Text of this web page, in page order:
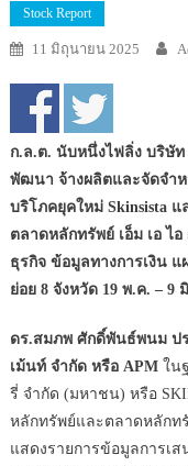
Stock Report
11 มิถุนายน 2025
ก.ล.ต. นับหนึ่งไฟลิ่ง บริษั
พัฒนา จ้างผลิตและจัดจำ
บริโภคยุคใหม่ Skinsista แ
ตลาดหลักทรัพย์ เอ็ม เอ ไ
ธุรกิจ ข้อมูลทางการเงิน
ย่อย 8 จังหวัด 19 พ.ค. – 9
ดร.สมภพ ศักดิ์พันธ์พนม ป
เม้นท์ จำกัด หรือ APMใน
รี่ จํากัด (มหาชน) หรือ
หลักทรัพย์และตลาดหลักท
แสดงรายการข้อมูลการเ